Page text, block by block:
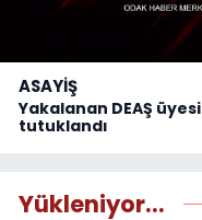
ASAYİŞ
Yakalanan DEAŞ üyesi
tutuklandı
Yükleniyor...